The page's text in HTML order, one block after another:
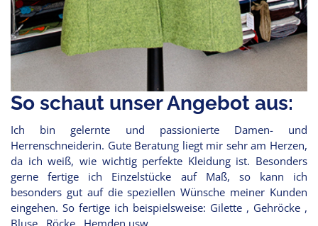
So schaut unser Angebot aus:
Ich bin gelernte und passionierte Damen- und
Herrenschneiderin. Gute Beratung liegt mir sehr am Herzen,
da ich weiß, wie wichtig perfekte Kleidung ist. Besonders
gerne fertige ich Einzelstücke auf Maß, so kann ich
besonders gut auf die speziellen Wünsche meiner Kunden
eingehen. So fertige ich beispielsweise: Gilette , Gehröcke ,